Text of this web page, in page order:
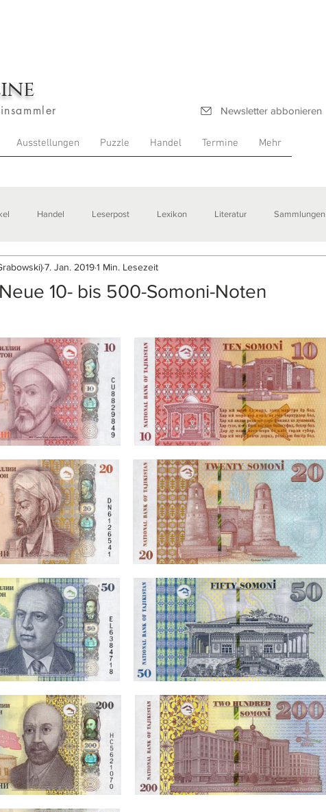
Newsletter abbonieren
Ausstellungen Puzzle Handel Termine Mehr
Handel Leserpost Lexikon Literatur Sammlungen
10- bis 500-Somoni-Noten
7. Jan. 20191 Min. Lesezeit